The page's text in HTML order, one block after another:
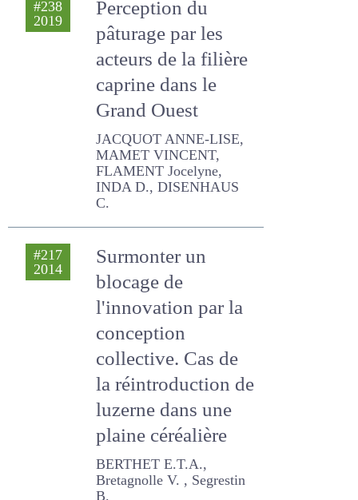
#238
Perception du
pâturage par les
acteurs de la filière
caprine dans le
Grand Ouest
JACQUOT ANNE-LISE,
MAMET VINCENT, FLAMENT
Jocelyne, INDA D.,
DISENHAUS C.
#217
2014
Surmonter un
blocage de
l'innovation par la
conception
collective. Cas de la
réintroduction de
luzerne dans une
plaine céréalière
BERTHET E.T.A., Bretagnolle
V. , Segrestin B.